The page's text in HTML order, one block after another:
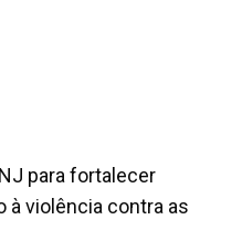
para fortalecer
violência contra as